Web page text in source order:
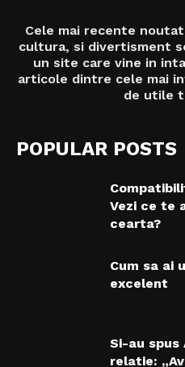
Cele mai recente
cultura, si divertisment
un site care vine in
articole dintre cele mai
de utile
POPULAR POSTS
Vezi ce te
cearta?
Cum sa ai
excelent
Si-au spus
relatie: